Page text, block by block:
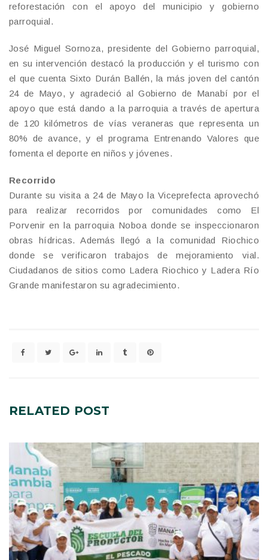
reforestación con el apoyo del municipio y gobierno
parroquial.
José Miguel Sornoza, presidente del Gobierno parroquial,
en su intervención destacó la producción y el turismo con
el que cuenta Sixto Durán Ballén, la más joven del cantón
24 de Mayo, y agradeció al Gobierno de Manabí por el
apoyo que está dando a la parroquia a través de apertura
de 120 kilómetros de vías veraneras que representa un
80% de avance, y el programa Entrenando Valores que
fomenta el deporte en niños y jóvenes.
Recorrido
Durante su visita a 24 de Mayo la Viceprefecta aprovechó
para realizar recorridos por comunidades como El
Porvenir en la parroquia Noboa donde se inspeccionaron
obras hídricas. Además llegó a la comunidad Riochico
donde se verificaron trabajos de mejoramiento vial.
Ciudadanos de sitios como Ladera Riochico y Ladera Río
Grande manifestaron su agradecimiento.
RELATED POST